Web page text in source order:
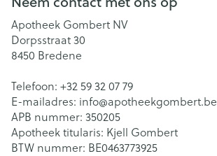
Apotheek Gombert NV
Dorpsstraat 30
8450 Bredene
Telefoon: +32 59 32 07 79
E-mailadres: info@apotheekgombert.be
APB nummer: 350205
Apotheek titularis: Kjell Gombert
BTW nummer: BE0463773925